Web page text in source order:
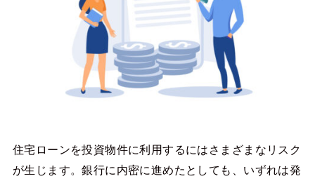
住宅ローンを投資物件に利用するにはさまざまなリスク
が生じます。銀行に内密に進めたとしても、いずれは発